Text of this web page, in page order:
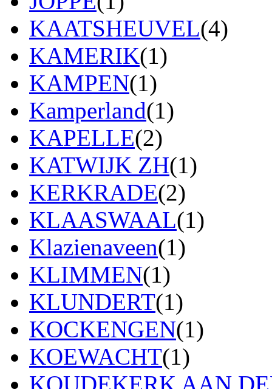
KAATSHEUVEL(4)
KAMERIK(1)
KAMPEN(1)
Kamperland(1)
KAPELLE(2)
KATWIJK ZH(1)
KERKRADE(2)
KLAASWAAL(1)
Klazienaveen(1)
KLIMMEN(1)
KLUNDERT(1)
KOCKENGEN(1)
KOEWACHT(1)
KOUDEKERK AAN